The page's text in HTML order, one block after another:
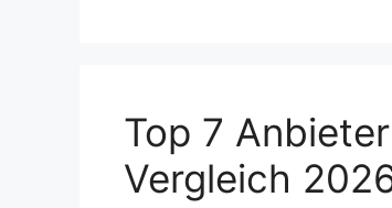
Top 7
Vergleich